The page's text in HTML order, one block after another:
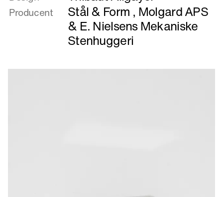
45
Producent Stål & Form , Molgard APS
& E. Nielsens Mekaniske
Stenhuggeri